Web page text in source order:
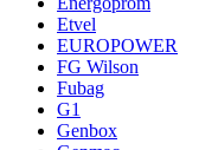
Etvel
EUROPOWER
FG Wilson
Fubag
G1
Genbox